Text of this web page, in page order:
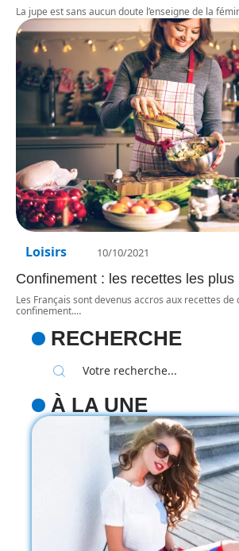
La jupe est sans aucun doute l’enseigne de la
Loisirs 10/10/2021
Confinement : les recettes les plus
Les Français sont devenus accros aux recettes de
confinement.…
RECHERCHE
À LA UNE